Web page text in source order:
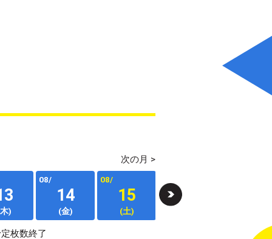
次の月 >
)
08/
14
(金)
08/
15
(土)
16
枚数終了